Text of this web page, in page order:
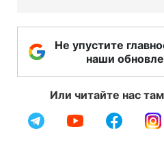
Не упустите
наши
Или читайте нас